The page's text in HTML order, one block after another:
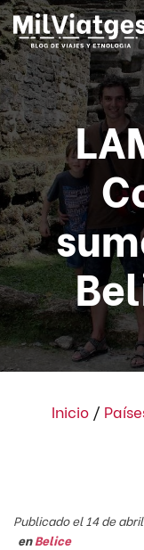
Inicio /
Publicado el 14 de
enBelice